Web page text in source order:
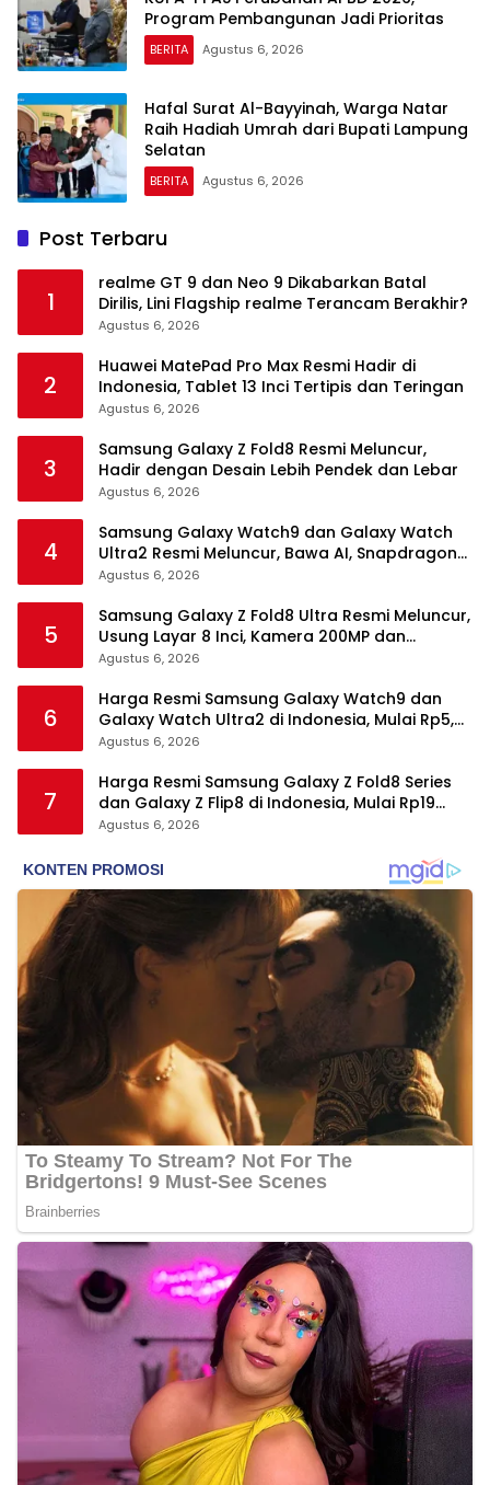
Program Pembangunan Jadi Prioritas
BERITA Agustus 6, 2026
Hafal Surat Al-Bayyinah, Warga Natar
Raih Hadiah Umrah dari Bupati Lampung
Selatan
BERITA Agustus 6, 2026
Post Terbaru
1
realme GT 9 dan Neo 9 Dikabarkan Batal
Dirilis, Lini Flagship realme Terancam Berakhir?
Agustus 6, 2026
2
Huawei MatePad Pro Max Resmi Hadir di
Indonesia, Tablet 13 Inci Tertipis dan Teringan
Agustus 6, 2026
3
Samsung Galaxy Z Fold8 Resmi Meluncur,
Hadir dengan Desain Lebih Pendek dan Lebar
Agustus 6, 2026
4
Samsung Galaxy Watch9 dan Galaxy Watch
Ultra2 Resmi Meluncur, Bawa AI, Snapdragon
Wear Elite, dan Fitur Kesehatan Baru
Agustus 6, 2026
5
Samsung Galaxy Z Fold8 Ultra Resmi Meluncur,
Usung Layar 8 Inci, Kamera 200MP dan
Snapdragon 8 Elite Gen 5
Agustus 6, 2026
6
Harga Resmi Samsung Galaxy Watch9 dan
Galaxy Watch Ultra2 di Indonesia, Mulai Rp5,9
Jutaan
Agustus 6, 2026
7
Harga Resmi Samsung Galaxy Z Fold8 Series
dan Galaxy Z Flip8 di Indonesia, Mulai Rp19
Jutaan
Agustus 6, 2026